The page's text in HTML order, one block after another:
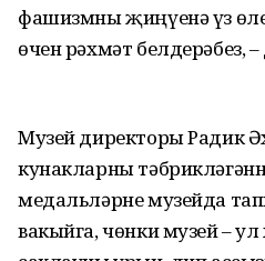
фашизмны җиңүенә үз
өчен рәхмәт белдерәбез,
Музей директоры Радик
кунакларны
медальләрне музейда
вакыйга, чөнки музей –